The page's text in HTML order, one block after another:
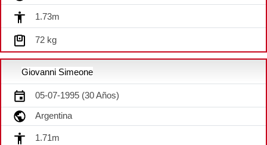
1.73m
72 kg
Giovanni Simeone
05-07-1995 (30 Años)
Argentina
1.71m